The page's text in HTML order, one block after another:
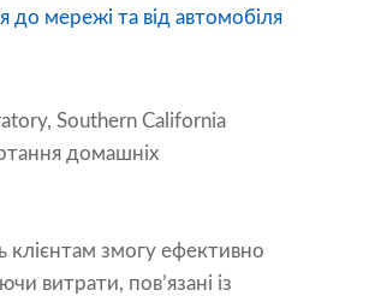
до мережі та від автомобіля
Southern California
домашніх
клієнтам змогу ефективно
витрати, пов’язані із